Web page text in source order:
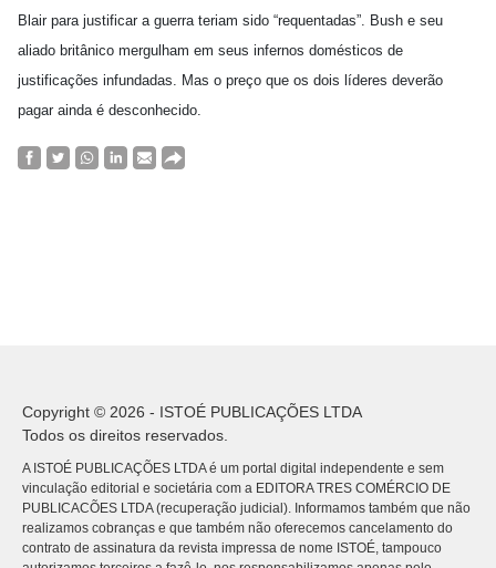
Blair para justificar a guerra teriam sido “requentadas”. Bush e seu
aliado britânico mergulham em seus infernos domésticos de
justificações infundadas. Mas o preço que os dois líderes deverão
pagar ainda é desconhecido.
Copyright © 2026 - ISTOÉ PUBLICAÇÕES LTDA
Todos os direitos reservados.
A ISTOÉ PUBLICAÇÕES LTDA é um portal digital independente e sem
vinculação editorial e societária com a EDITORA TRES COMÉRCIO DE
PUBLICACÕES LTDA (recuperação judicial). Informamos também que não
realizamos cobranças e que também não oferecemos cancelamento do
contrato de assinatura da revista impressa de nome ISTOÉ, tampouco